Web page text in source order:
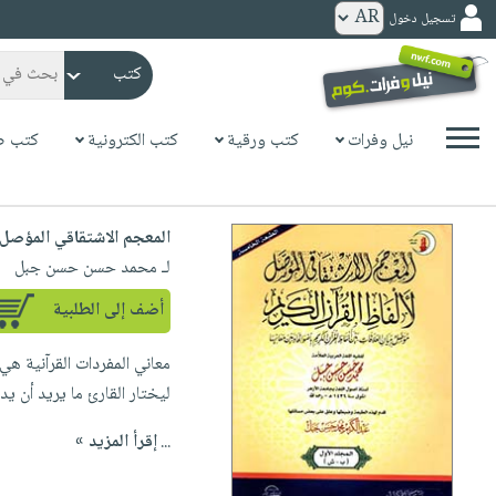
كتب
ورقية
المواضيع
الأكثر
مبيعاً
جوائز
شحن
مخفض
عروض
صفحات
مشوقة
الكترونية
الصفحة
الرئيسية
صدر
الأكثر
الصفحة
الرئيسية
masmu3
حدود
وسائل
تسجيل دخول
نيل وفرات كتب ورقية كتب الكترونية كتب
المعجم الاشتقاقي
لـ محمد حسن حسن جبل
أضف إلى الطلبية
معاني المفردات القرآنية
ليختار القارئ ما يريد أن
...إقرأ المزيد »